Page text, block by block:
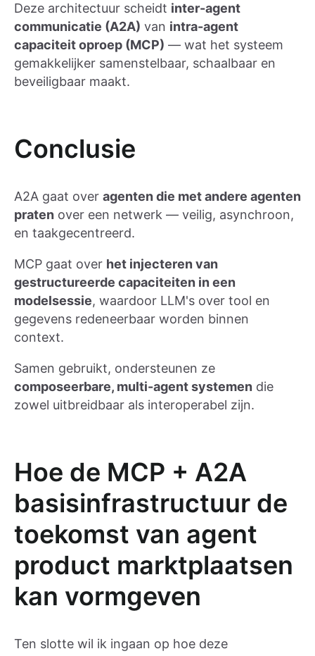
Deze architectuur scheidt inter-agent
communicatie (A2A) van intra-agent
capaciteit oproep (MCP) — wat het systeem
gemakkelijker samenstelbaar, schaalbaar en
beveiligbaar maakt.
Conclusie
A2A gaat over agenten die met andere agenten
praten over een netwerk — veilig, asynchroon,
en taakgecentreerd.
MCP gaat over het injecteren van
gestructureerde capaciteiten in een
modelsessie, waardoor LLM's over tool en
gegevens redeneerbaar worden binnen
context.
Samen gebruikt, ondersteunen ze
composeerbare, multi-agent systemen die
zowel uitbreidbaar als interoperabel zijn.
Hoe de MCP + A2A
basisinfrastructuur de
toekomst van agent
product marktplaatsen
kan vormgeven
Ten slotte wil ik ingaan op hoe deze